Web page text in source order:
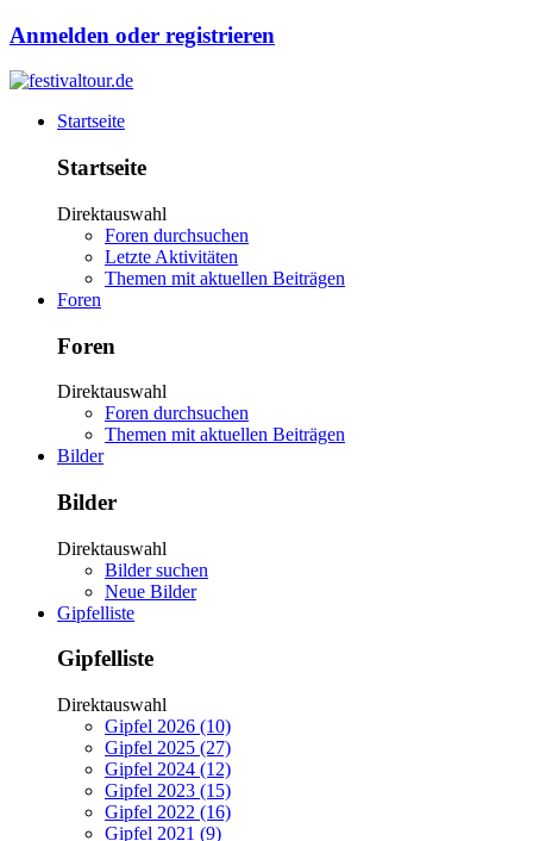
Anmelden oder registrieren
Startseite
Startseite
Direktauswahl
Foren durchsuchen
Letzte Aktivitäten
Themen mit aktuellen Beiträgen
Foren
Foren
Direktauswahl
Foren durchsuchen
Themen mit aktuellen Beiträgen
Bilder
Bilder
Direktauswahl
Bilder suchen
Neue Bilder
Gipfelliste
Gipfelliste
Direktauswahl
Gipfel 2026 (10)
Gipfel 2025 (27)
Gipfel 2024 (12)
Gipfel 2023 (15)
Gipfel 2022 (16)
Gipfel 2021 (9)